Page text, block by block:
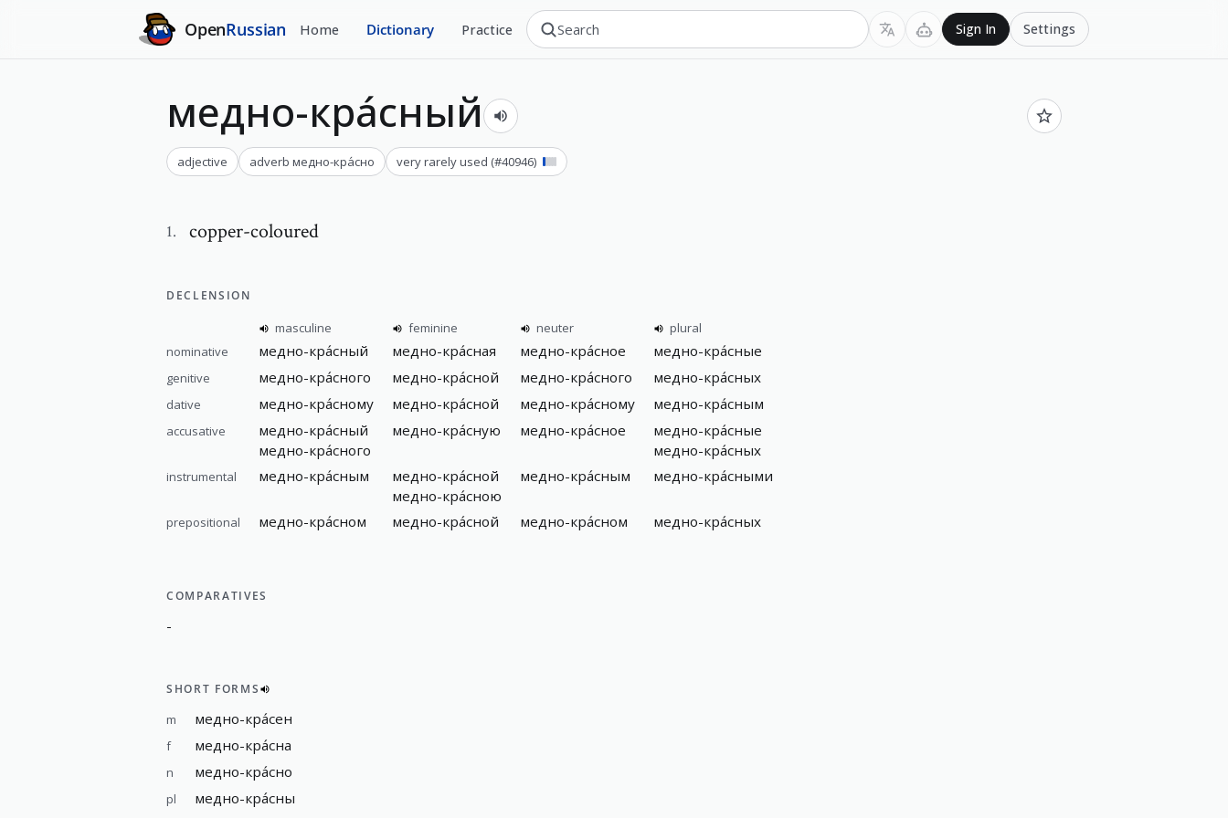
OpenRussian Home Dictionary Practice Sign In Settings
медно-кра́сный
adjective adverb медно-кра́сно very rarely used (#40946)
1. copper-coloured
DECLENSION
masculine feminine neuter
plural
nominative
медно-кра́сный медно-кра́сная медно-кра́сное медно-кра́сные
genitive медно-кра́сного медно-кра́сной медно-кра́сного медно-кра́сных
dative медно-кра́сному медно-кра́сной медно-кра́сному медно-кра́сным
accusative
медно-кра́сный
медно-кра́сного
медно-кра́сную медно-кра́сное
медно-кра́сные
медно-кра́сных
instrumental медно-кра́сным
медно-кра́сной
медно-кра́сною
медно-кра́сным медно-кра́сными
prepositional медно-кра́сном медно-кра́сной медно-кра́сном медно-кра́сных
COMPARATIVES
-
SHORT FORMS
m медно-кра́сен
f медно-кра́сна
n медно-кра́сно
pl медно-кра́сны